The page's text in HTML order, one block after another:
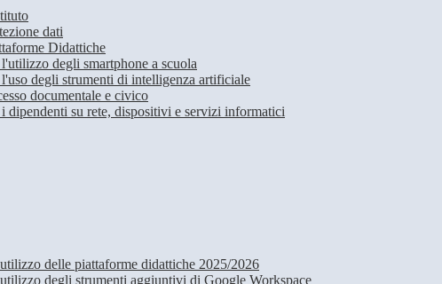
dati
Didattiche
degli smartphone a scuola
degli strumenti di intelligenza artificiale
documentale e civico
dipendenti su rete, dispositivi e servizi informatici
delle piattaforme didattiche 2025/2026
degli strumenti aggiuntivi di Google Workspace